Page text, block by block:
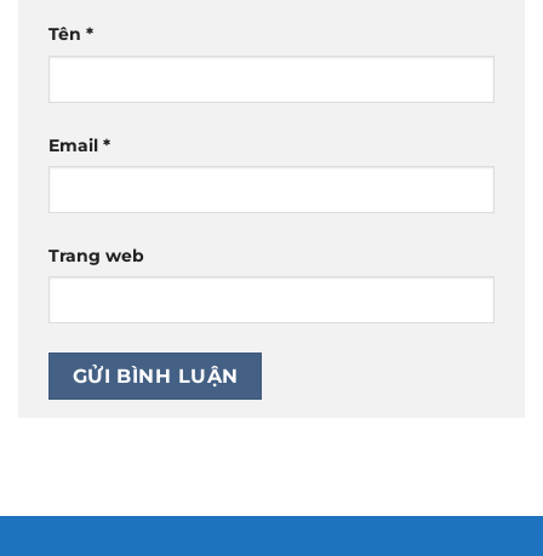
Tên *
Email *
Trang web